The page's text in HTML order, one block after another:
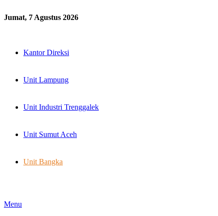
Jumat, 7 Agustus 2026
Kantor Direksi
Unit Lampung
Unit Industri Trenggalek
Unit Sumut Aceh
Unit Bangka
Menu